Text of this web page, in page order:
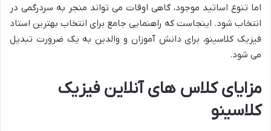
اما تنوع اساتید موجود، گاهی اوقات می تواند منجر به سردرگمی در
انتخاب شود. اینجاست که راهنمایی جامع برای انتخاب بهترین استاد
فیزیک کلاسینو، برای دانش آموزان و والدین به یک ضرورت تبدیل
می شود.
مزایای کلاس های آنلاین فیزیک
کلاسینو